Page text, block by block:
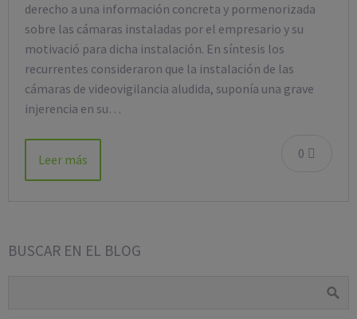
derecho a una información concreta y pormenorizada
sobre las cámaras instaladas por el empresario y su
motivació para dicha instalación. En síntesis los
recurrentes consideraron que la instalación de las
cámaras de videovigilancia aludida, suponía una grave
injerencia en su…
0
Leer más
BUSCAR EN EL BLOG